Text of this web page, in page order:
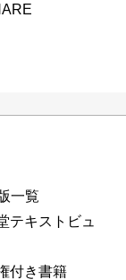
一覧
テキストビュ
付き書籍